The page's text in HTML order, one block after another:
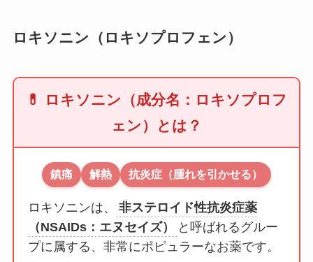
ロキソニン（ロキソプロフェン）
💊 ロキソニン（成分名：ロキソプロフ
ェン）とは？
鎮痛 解熱 抗炎症（腫れを引かせる）
ロキソニンは、
非ステロイド性抗炎症薬
（NSAIDs：エヌセイズ）
と呼ばれるグルー
プに属する、非常にポピュラーなお薬です。